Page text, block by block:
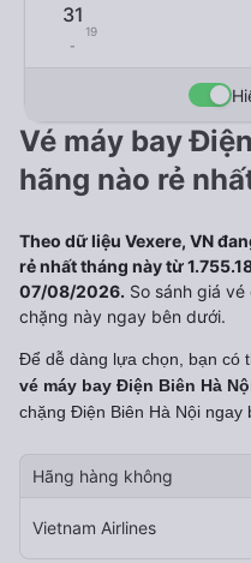
31
19
-
Vé máy bay
hãng nào rẻ
Theo dữ liệu Vexere, VN
rẻ nhất tháng này từ
07/08/2026. So sánh giá
chặng này ngay bên dưới.
Để dễ dàng lựa chọn, bạn có
vé máy bay Điện Biên Hà
chặng Điện Biên Hà Nội ngay
Hãng hàng không
Vietnam Airlines